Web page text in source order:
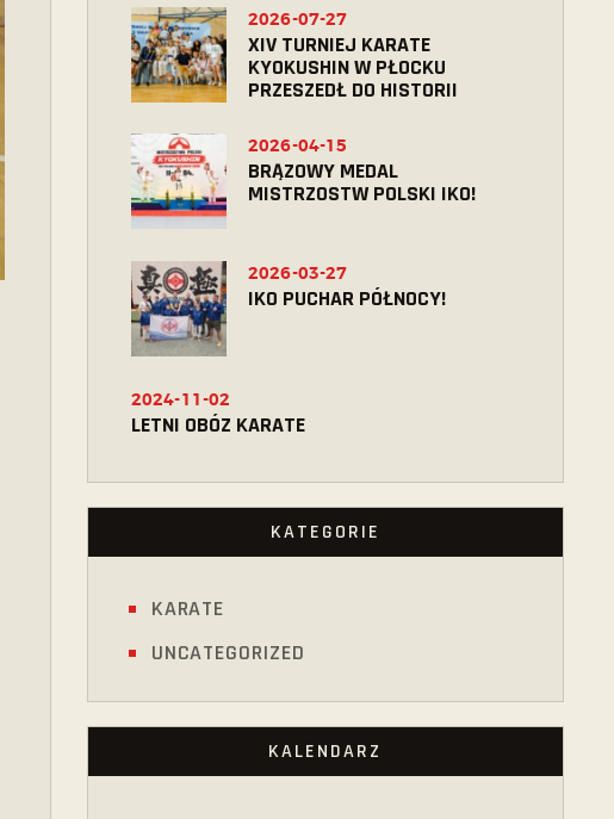
XIV TURNIEJ KARATE
KYOKUSHIN W PŁOCKU
PRZESZEDŁ DO HISTORII
2026-07-27
BRĄZOWY MEDAL
MISTRZOSTW POLSKI IKO!
2026-04-15
IKO PUCHAR PÓŁNOCY!
2026-03-27
LETNI OBÓZ KARATE
2024-11-02
KATEGORIE
KARATE
UNCATEGORIZED
KALENDARZ